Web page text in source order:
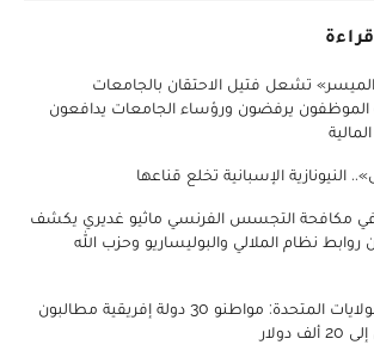
تشعل فتيل الاحتقان بالجامعات
الموظفون يرفضون ورؤساء الجامعات يدافعون
النيونازية الإسبانية تخلع قناعها
مكافحة التجسس الفرنسي ماثيو غديري يكشف
نظام الملالي والبوليساريو وحزب الله
تأشيرة الدخول للولايات المتحدة: مواطنو 30 دولة إفريقية مطالبون